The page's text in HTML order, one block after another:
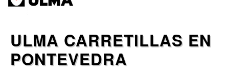
ULMA CARRETILLAS EN
PONTEVEDRA